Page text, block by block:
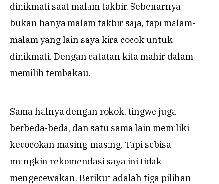
dinikmati saat malam takbir. Sebenarnya
bukan hanya malam takbir saja, tapi malam-
malam yang lain saya kira cocok untuk
dinikmati. Dengan catatan kita mahir dalam
memilih tembakau.
Sama halnya dengan rokok, tingwe juga
berbeda-beda, dan satu sama lain memiliki
kecocokan masing-masing. Tapi sebisa
mungkin rekomendasi saya ini tidak
mengecewakan. Berikut adalah tiga pilihan